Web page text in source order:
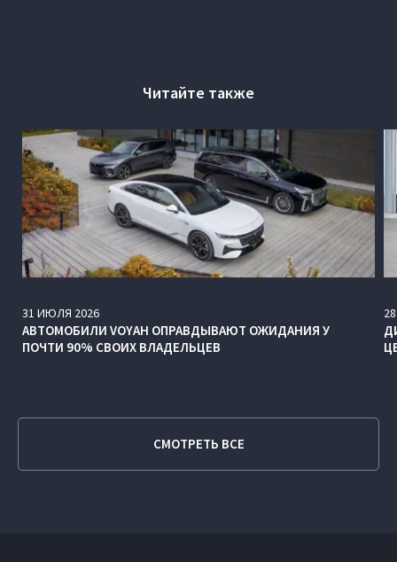
Читайте также
31 ИЮЛЯ 2026
АВТОМОБИЛИ VOYAH ОПРАВДЫВАЮТ ОЖИДАНИЯ У
ПОЧТИ 90% СВОИХ ВЛАДЕЛЬЦЕВ
28
СМОТРЕТЬ ВСЕ